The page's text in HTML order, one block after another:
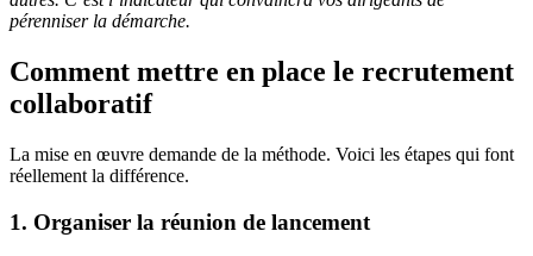
pérenniser la démarche.
Comment mettre en place le recrutement
collaboratif
La mise en œuvre demande de la méthode. Voici les étapes qui font
réellement la différence.
1. Organiser la réunion de lancement